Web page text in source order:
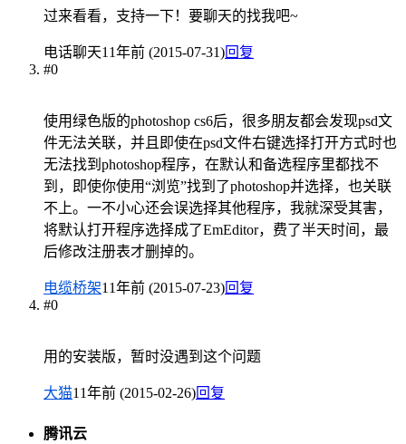
过来看看，支持一下！要聊天的找我吧~
电话聊天11年前 (2015-07-31)回复
#0
使用绿色版的photoshop cs6后，很多朋友都会发现psd文
件无法关联，并且即使在psd文件右键选择打开方式时也
无法找到photoshop程序，在默认和备选程序里都找不
到，即使你使用“浏览”找到了photoshop并选择，也关联
不上。一不小心还会误选择其他程序，我就深受其害，
将默认打开程序选择成了EmEditor，费了半天时间，最
后修改注册表才删掉的。
电缆桥架11年前 (2015-07-23)回复
#0
用的安装版，暂时没遇到这个问题
大猫11年前 (2015-02-26)回复
腾讯云